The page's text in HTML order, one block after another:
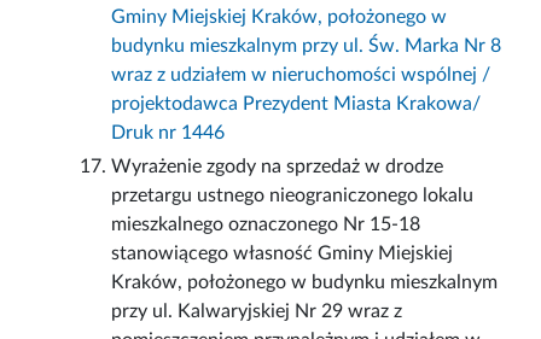
Gminy Miejskiej Kraków, położonego w
budynku mieszkalnym przy ul. Św. Marka Nr 8
wraz z udziałem w nieruchomości wspólnej /
projektodawca Prezydent Miasta Krakowa/
Druk nr 1446
Wyrażenie zgody na sprzedaż w drodze
przetargu ustnego nieograniczonego lokalu
mieszkalnego oznaczonego Nr 15-18
stanowiącego własność Gminy Miejskiej
Kraków, położonego w budynku mieszkalnym
przy ul. Kalwaryjskiej Nr 29 wraz z